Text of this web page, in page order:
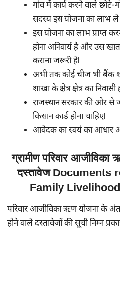
गांव में कार्य करने वाले छोटे-
सदस्य इस योजना का लाभ
इस योजना का लाभ प्राप्त
होना अनिवार्य है और उस
कराना जरूरी हैl
अभी तक कोई चीज भी बैंक
शाखा के क्षेत्र क्षेत्र का निवासी
राजस्थान सरकार की ओर से
किसान कार्ड होना चाहिएl
आवेदक का स्वयं का आधार
ग्रामीण परिवार
दस्तावेज Documents
Family
परिवार आजीविका ऋण योजना के
होने वाले दस्तावेजों की सूची निम्न